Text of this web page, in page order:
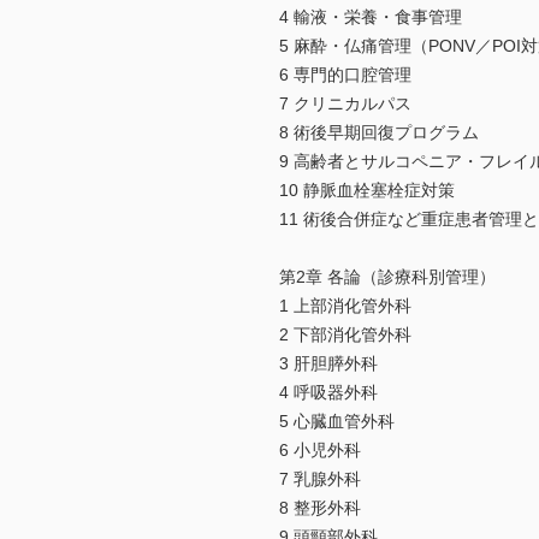
4 輸液・栄養・食事管理
5 麻酔・仏痛管理（PONV／POI対
6 専門的口腔管理
7 クリニカルパス
8 術後早期回復プログラム
9 高齢者とサルコペニア・フレイ
10 静脈血栓塞栓症対策
11 術後合併症など重症患者管理
第2章 各論（診療科別管理）
1 上部消化管外科
2 下部消化管外科
3 肝胆膵外科
4 呼吸器外科
5 心臓血管外科
6 小児外科
7 乳腺外科
8 整形外科